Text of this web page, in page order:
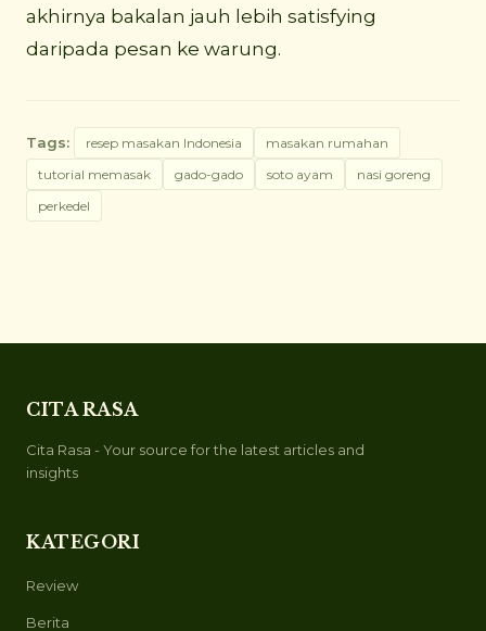
akhirnya bakalan jauh lebih satisfying
daripada pesan ke warung.
Tags: resep masakan Indonesia
masakan rumahan
tutorial memasak
gado-gado soto ayam
nasi goreng
perkedel
CITA RASA
Cita Rasa - Your source for the latest articles and
insights
KATEGORI
Review
Berita